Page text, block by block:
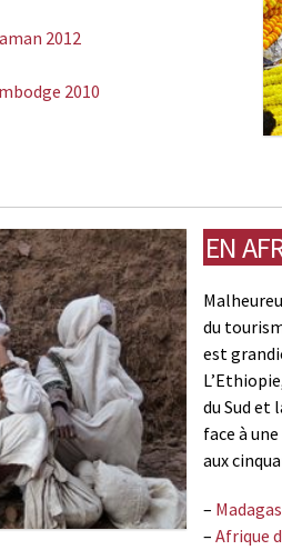
2012
2010
EN
du
est
du Sud et
face à
aux
–
– Afrique